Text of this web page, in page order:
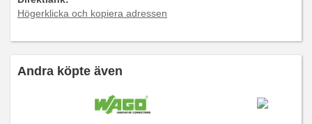
Högerklicka och kopiera adressen
Andra köpte även